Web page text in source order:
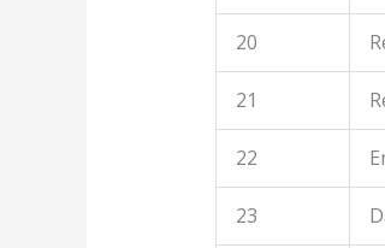
20
21
22
23